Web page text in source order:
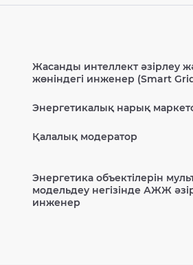
Жасанды интеллект әзірлеу
жөніндегі инженер (Smart
Энергетикалық нарық
Қалалық модератор
Энергетика объектілерін
модельдеу негізінде АЖЖ
инженер